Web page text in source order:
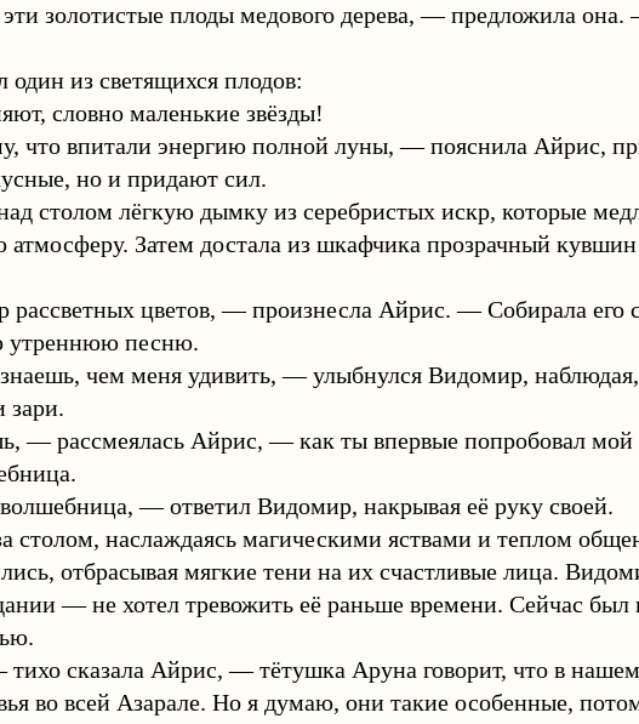
золотистые плоды медового дерева, — предложила
один из светящихся плодов:
словно маленькие звёзды!
что впитали энергию полной луны, — пояснила Айрис,
но и придают сил.
столом лёгкую дымку из серебристых искр, которые
атмосферу. Затем достала из шкафчика прозрачный кувшин
цветов, — произнесла Айрис. — Собирала его
утреннюю песню.
чем меня удивить, — улыбнулся Видомир, наблюдая,
зари.
рассмеялась Айрис, — как ты впервые попробовал мой
— ответил Видомир, накрывая её руку своей.
столом, наслаждаясь магическими яствами и теплом
отбрасывая мягкие тени на их счастливые лица.
— не хотел тревожить её раньше времени. Сейчас
сказала Айрис, — тётушка Аруна говорит, что в нашем
во всей Азарале. Но я думаю, они такие особенные,